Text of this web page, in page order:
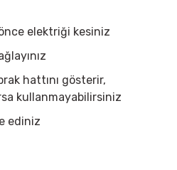
elektriği kesiniz
hattını gösterir,
kullanmayabilirsiniz
ediniz